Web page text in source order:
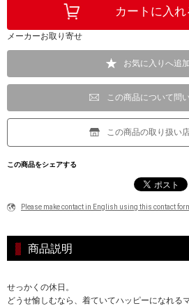
メーカーお取り寄せ
お気に入りへ追
この商品について問
この商品の取り扱い
この商品をシェアする
Please make contact in English using this contact
商品説明
せっかくの休日。
どうせ愉しむなら、着ていてハッピーになれる